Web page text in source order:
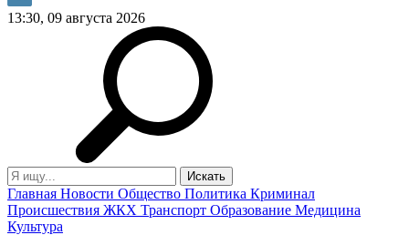
13:30, 09 августа 2026
Главная Новости Общество Политика Криминал
Происшествия ЖКХ Транспорт Образование Медицина
Культура